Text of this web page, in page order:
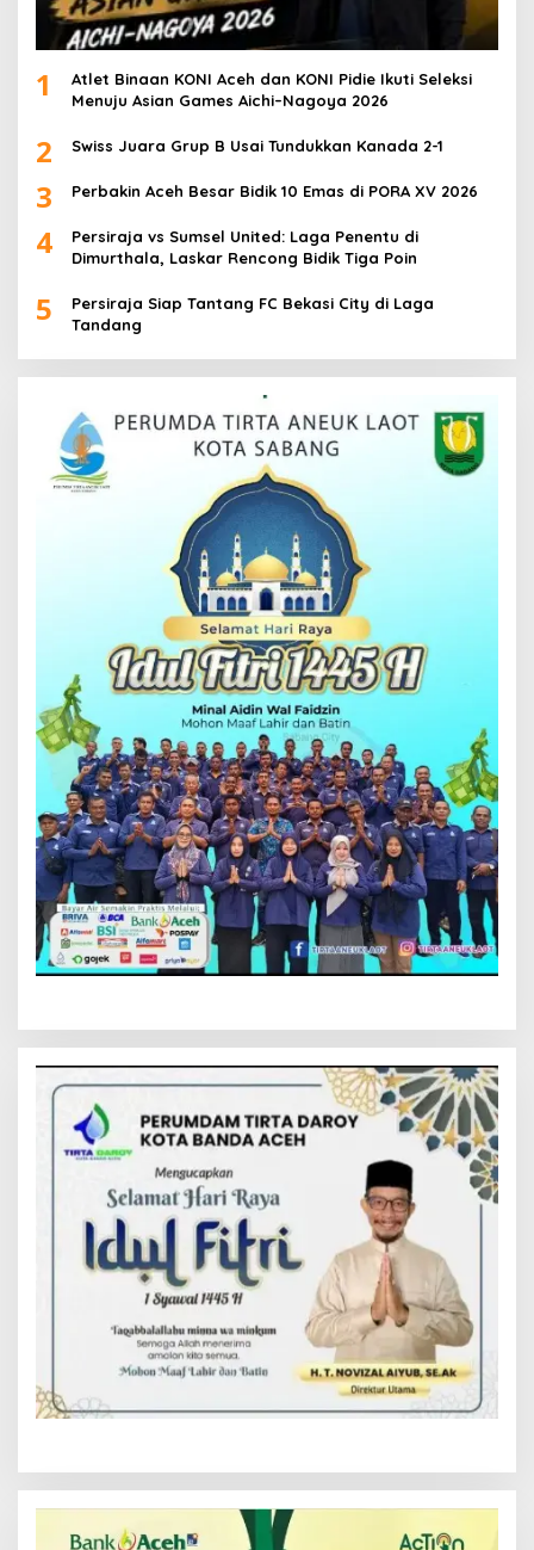
1
Atlet Binaan KONI Aceh dan KONI Pidie Ikuti Seleksi
Menuju Asian Games Aichi–Nagoya 2026
2 Swiss Juara Grup B Usai Tundukkan Kanada 2-1
3 Perbakin Aceh Besar Bidik 10 Emas di PORA XV 2026
4
Persiraja vs Sumsel United: Laga Penentu di
Dimurthala, Laskar Rencong Bidik Tiga Poin
5
Persiraja Siap Tantang FC Bekasi City di Laga
Tandang